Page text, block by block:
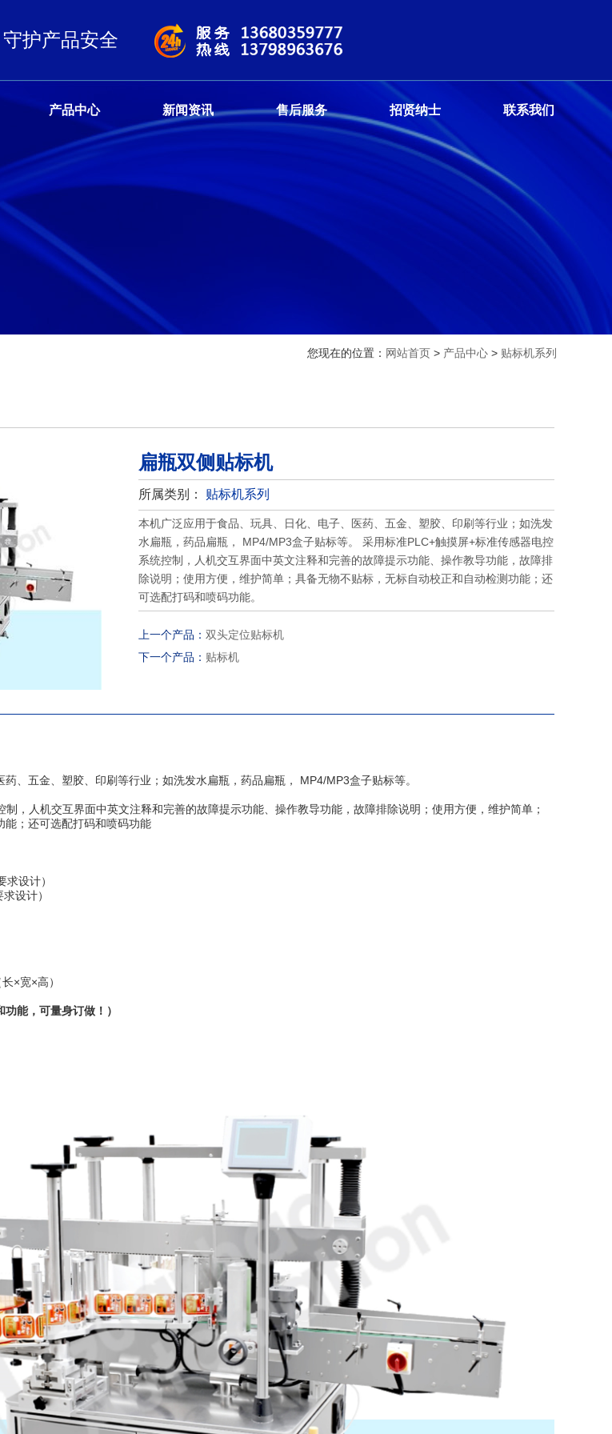
护产品安全
产品中心 新闻资讯 售后服务 招贤纳士 联系我们
您现在的位置： 网站首页> 产品中心> 贴标机系列
扁瓶双侧贴标机
所属类别： 贴标机系列
本机广泛应用于食品、玩具、日化、电子、医药、五金、塑胶、印刷等行业；如洗发
水扁瓶，药品扁瓶， MP4/MP3盒子贴标等。 采用标准PLC+触摸屏+标准传感器电控
系统控制，人机交互界面中英文注释和完善的故障提示功能、操作教导功能，故障排
除说明；使用方便，维护简单；具备无物不贴标，无标自动校正和自动检测功能；还
可选配打码和喷码功能。
上一个产品： 双头定位贴标机
下一个产品： 贴标机
、五金、塑胶、印刷等行业；如洗发水扁瓶，药品扁瓶， MP4/MP3盒子贴标等。
，人机交互界面中英文注释和完善的故障提示功能、操作教导功能，故障排除说明；使用方便，维护简单；
；还可选配打码和喷码功能
设计）
设计）
×宽×高）
能，可量身订做！）